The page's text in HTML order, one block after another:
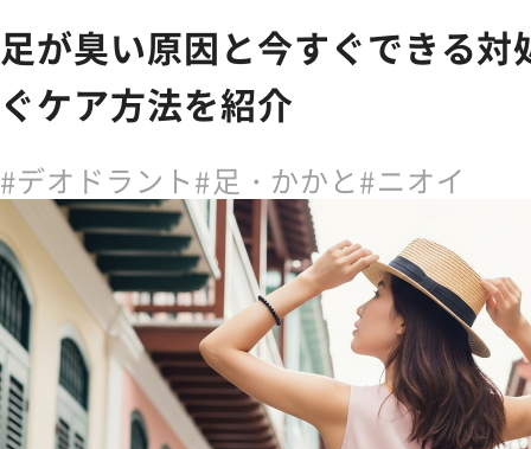
足が臭い原因と今すぐできる
ぐケア方法を紹介
デオドラント 足・かかと ニオイ